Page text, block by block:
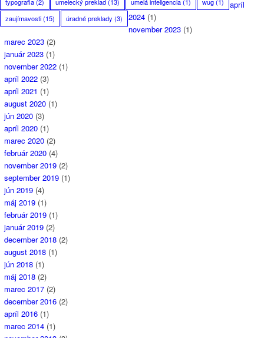
typografia(2) umelecký preklad (13) umelá inteligencia(1) wug(1)
zaujímavosti(15) úradné preklady (3)
apríl
2024 (1)
november 2023 (1)
marec 2023 (2)
január 2023 (1)
november 2022 (1)
apríl 2022 (3)
apríl 2021 (1)
august 2020 (1)
jún 2020 (3)
apríl 2020 (1)
marec 2020 (2)
február 2020 (4)
november 2019 (2)
september 2019 (1)
jún 2019 (4)
máj 2019 (1)
február 2019 (1)
január 2019 (2)
december 2018 (2)
august 2018 (1)
jún 2018 (1)
máj 2018 (2)
marec 2017 (2)
december 2016 (2)
apríl 2016 (1)
marec 2014 (1)